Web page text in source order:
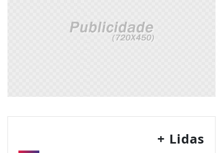
+ Lidas